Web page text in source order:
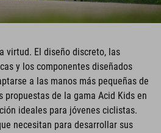
virtud. El diseño discreto, las
y los componentes diseñados
a las manos más pequeñas de
propuestas de la gama Acid Kids en
ideales para jóvenes ciclistas.
necesitan para desarrollar sus